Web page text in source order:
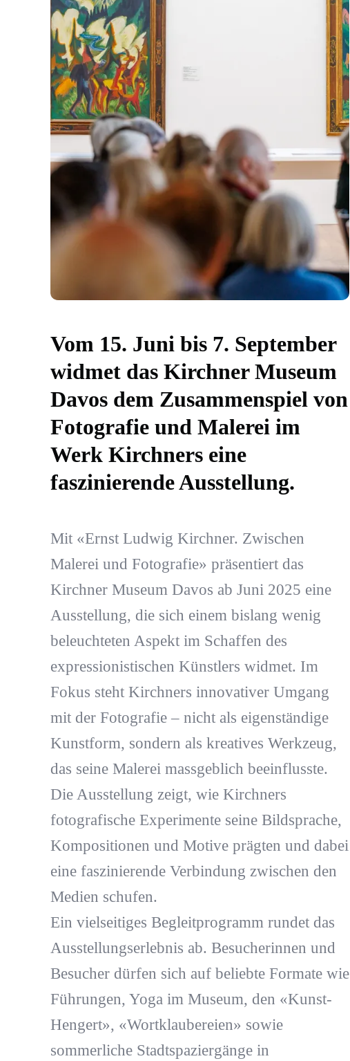
Vom 15. Juni bis 7. September
widmet das Kirchner Museum
Davos dem Zusammenspiel von
Fotografie und Malerei im
Werk Kirchners eine
faszinierende Ausstellung.
Mit «Ernst Ludwig Kirchner. Zwischen
Malerei und Fotografie» präsentiert das
Kirchner Museum Davos ab Juni 2025 eine
Ausstellung, die sich einem bislang wenig
beleuchteten Aspekt im Schaffen des
expressionistischen Künstlers widmet. Im
Fokus steht Kirchners innovativer Umgang
mit der Fotografie – nicht als eigenständige
Kunstform, sondern als kreatives Werkzeug,
das seine Malerei massgeblich beeinflusste.
Die Ausstellung zeigt, wie Kirchners
fotografische Experimente seine Bildsprache,
Kompositionen und Motive prägten und dabei
eine faszinierende Verbindung zwischen den
Medien schufen.
Ein vielseitiges Begleitprogramm rundet das
Ausstellungserlebnis ab. Besucherinnen und
Besucher dürfen sich auf beliebte Formate wie
Führungen, Yoga im Museum, den «Kunst-
Hengert», «Wortklaubereien» sowie
sommerliche Stadtspaziergänge in